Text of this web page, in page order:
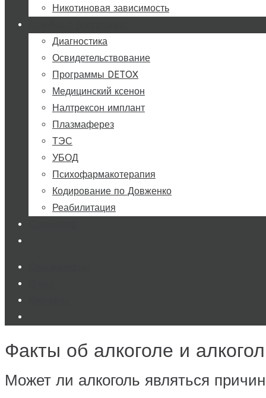
Никотиновая зависимость
Диагностика
Освидетельствование
Программы DETOX
Медицинский ксенон
Налтрексон имплант
Плазмаферез
ТЭС
УБОД
Психофармакотерапия
Кодирование по Довженко
Реабилитация
Факты об алкоголе и
Может ли алкоголь являться